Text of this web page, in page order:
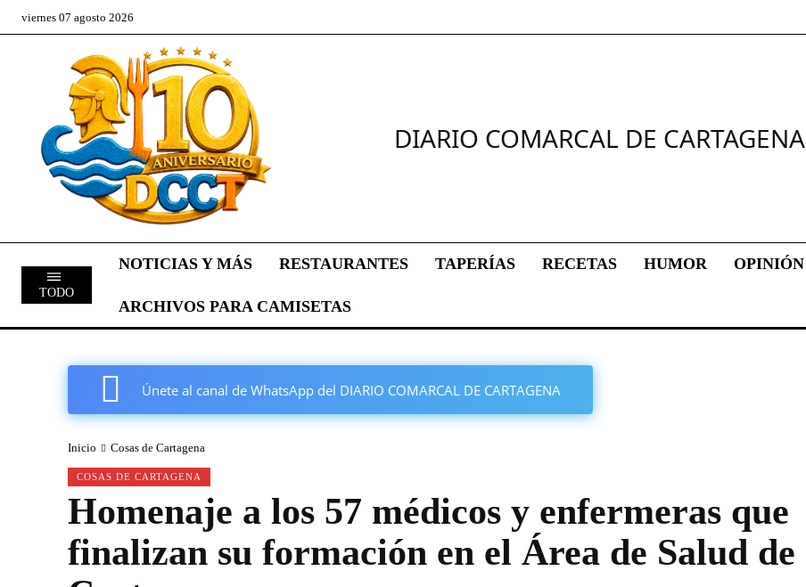
viernes 07 agosto 2026
DIARIO COMARCAL DE CARTAGENA
TODO
NOTICIAS Y MÁS RESTAURANTES TAPERÍAS RECETAS HUMOR OPINIÓN
ARCHIVOS PARA CAMISETAS
Únete al canal de WhatsApp del DIARIO COMARCAL DE CARTAGENA
Inicio Cosas de Cartagena
COSAS DE CARTAGENA
Homenaje a los 57 médicos y enfermeras que
finalizan su formación en el Área de Salud de